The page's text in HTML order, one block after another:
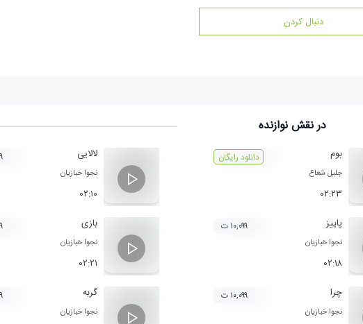
دنبال کردن
در نقشنوازنده
بوم
جلیل شعاع
۰۲:۲۳
دانلود رایگان لالایی
نجوا خبازیان
۰۲:۱۰
پاییز
نجوا خبازیان
۰۲:۱۸
۱۰,۰۹۹ ت بازی
نجوا خبازیان
۰۲:۲۱
چرا
نجوا خبازیان
۱۰,۰۹۹ ت گربه
نجوا خبازیان